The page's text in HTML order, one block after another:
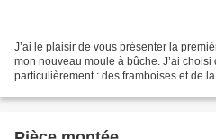
J’ai le plaisir de vous présenter la
mon nouveau moule à bûche. J’ai choisi
particulièrement : des framboises et de la